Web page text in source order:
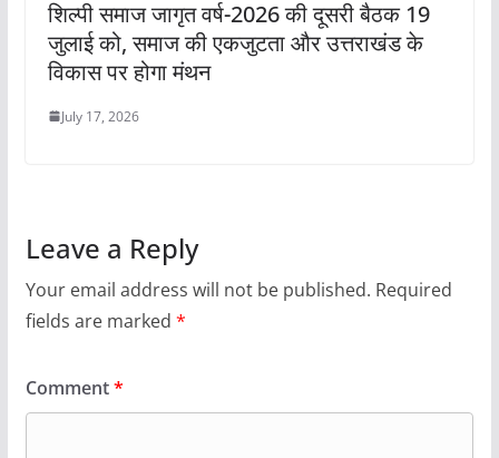
शिल्पी समाज जागृत वर्ष-2026 की दूसरी बैठक 19
जुलाई को, समाज की एकजुटता और उत्तराखंड के
विकास पर होगा मंथन
July 17, 2026
Leave a Reply
Your email address will not be published. Required
fields are marked *
Comment*